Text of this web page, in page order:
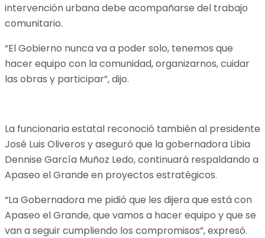
intervención urbana debe acompañarse del trabajo
comunitario.
“El Gobierno nunca va a poder solo, tenemos que
hacer equipo con la comunidad, organizarnos, cuidar
las obras y participar”, dijo.
La funcionaria estatal reconoció también al presidente
José Luis Oliveros y aseguró que la gobernadora Libia
Dennise García Muñoz Ledo, continuará respaldando a
Apaseo el Grande en proyectos estratégicos.
“La Gobernadora me pidió que les dijera que está con
Apaseo el Grande, que vamos a hacer equipo y que se
van a seguir cumpliendo los compromisos”, expresó.